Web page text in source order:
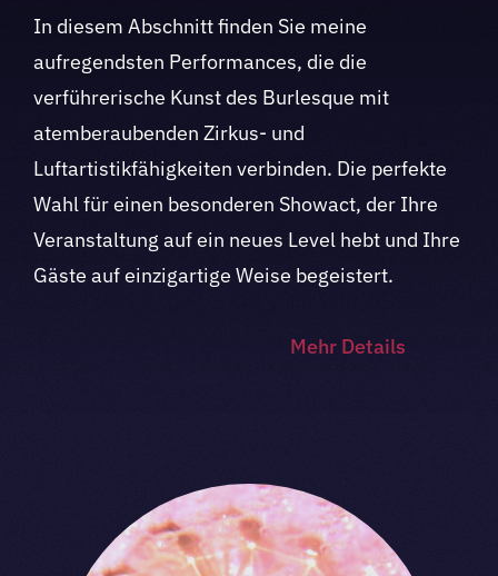
In diesem Abschnitt finden Sie meine
aufregendsten Performances, die die
verführerische Kunst des Burlesque mit
atemberaubenden Zirkus- und
Luftartistikfähigkeiten verbinden. Die perfekte
Wahl für einen besonderen Showact, der Ihre
Veranstaltung auf ein neues Level hebt und Ihre
Gäste auf einzigartige Weise begeistert.
Mehr Details